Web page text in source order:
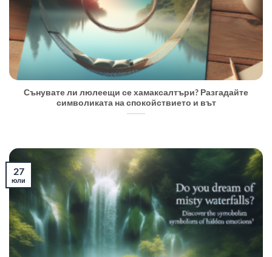
Сънувате ли люлеещи се хамаксалтъри? Разгадайте
символиката на спокойствието и вът
27
юли